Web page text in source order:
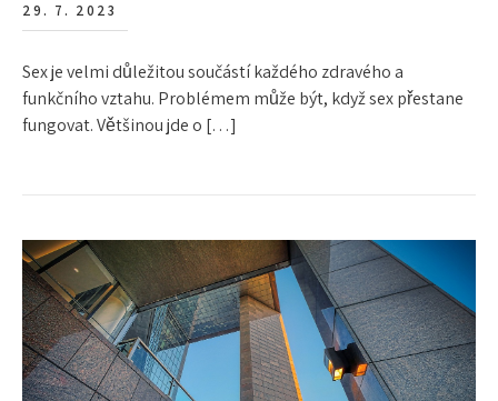
29. 7. 2023
Sex je velmi důležitou součástí každého zdravého a
funkčního vztahu. Problémem může být, když sex přestane
fungovat. Většinou jde o […]